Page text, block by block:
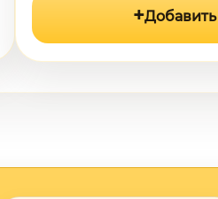
Добавить